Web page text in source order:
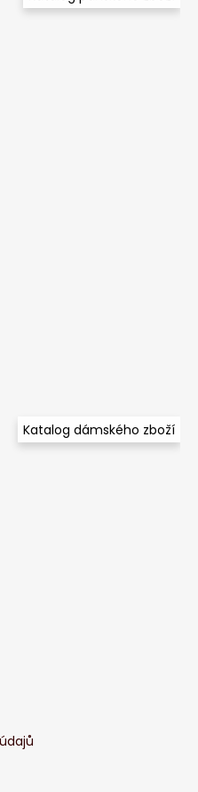
Katalog dámského zboží